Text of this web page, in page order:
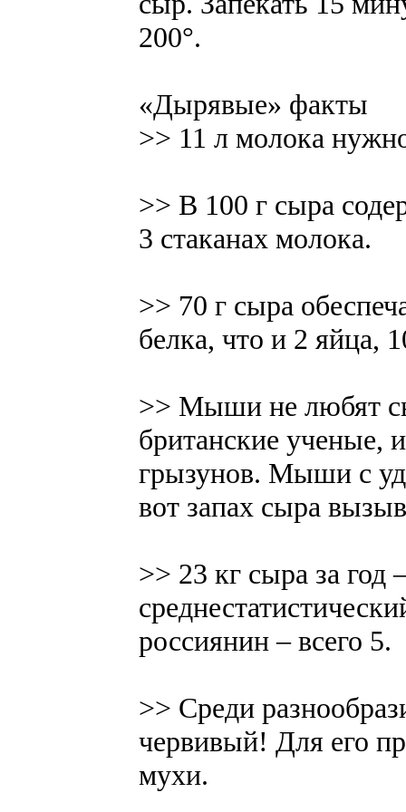
200°.
«Дырявые» факты
>> 11 л молока
>> В 100 г сыра
3 стаканах молока.
>> 70 г сыра
белка, что и 2 яйца,
>> Мыши не любят
британские ученые,
грызунов. Мыши с
вот запах сыра
>> 23 кг сыра за год
россиянин – всего 5.
>> Среди
червивый! Для его
мухи.